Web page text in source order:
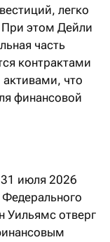
легко
При этом Дейли
часть
контрактами
что
финансовой
июля 2026
Федерального
Уильямс отверг